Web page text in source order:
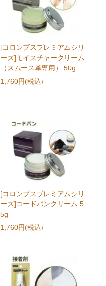
[コロンブスプレミアムシリ
ーズ]モイスチャークリーム
（スムース革専用） 50g
1,760円(税込)
[コロンブスプレミアムシリ
ーズ]コードバンクリーム 5
5g
1,760円(税込)